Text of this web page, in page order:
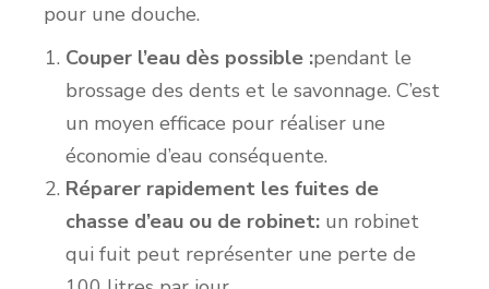
pour une douche.
Couper l’eau dès possible :pendant le
brossage des dents et le savonnage. C’est
un moyen efficace pour réaliser une
économie d’eau conséquente.
Réparer rapidement les fuites de
chasse d’eau ou de robinet: un robinet
qui fuit peut représenter une perte de